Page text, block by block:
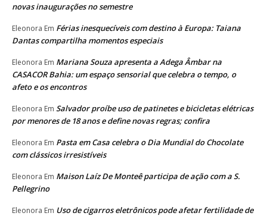
novas inaugurações no semestre
Eleonora Em Férias inesquecíveis com destino à Europa: Taiana
Dantas compartilha momentos especiais
Eleonora Em Mariana Souza apresenta a Adega Âmbar na
CASACOR Bahia: um espaço sensorial que celebra o tempo, o
afeto e os encontros
Eleonora Em Salvador proíbe uso de patinetes e bicicletas elétricas
por menores de 18 anos e define novas regras; confira
Eleonora Em Pasta em Casa celebra o Dia Mundial do Chocolate
com clássicos irresistíveis
Eleonora Em Maison Laíz De Monteê participa de ação com a S.
Pellegrino
Eleonora Em Uso de cigarros eletrônicos pode afetar fertilidade de